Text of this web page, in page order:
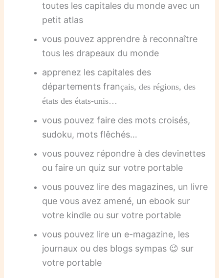
toutes les capitales du monde avec un
petit atlas
vous pouvez apprendre à reconnaître
tous les drapeaux du monde
apprenez les capitales des
départements français, des régions, des
états des états-unis…
vous pouvez faire des mots croisés,
sudoku, mots flêchés…
vous pouvez répondre à des devinettes
ou faire un quiz sur votre portable
vous pouvez lire des magazines, un livre
que vous avez amené, un ebook sur
votre kindle ou sur votre portable
vous pouvez lire un e-magazine, les
journaux ou des blogs sympas 😉 sur
votre portable